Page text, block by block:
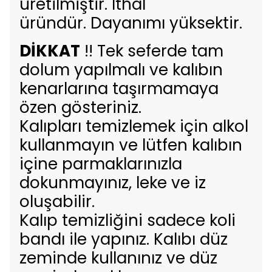
üründür. Dayanımı yüksektir.
DİKKAT !! Tek seferde tam
dolum yapılmalı ve kalıbın
kenarlarına taşırmamaya
özen gösteriniz.
Kalıpları temizlemek için alkol
kullanmayın ve lütfen kalıbın
içine parmaklarınızla
dokunmayınız, leke ve iz
oluşabilir.
Kalıp temizliğini sadece koli
bandı ile yapınız. Kalıbı düz
zeminde kullanınız ve düz